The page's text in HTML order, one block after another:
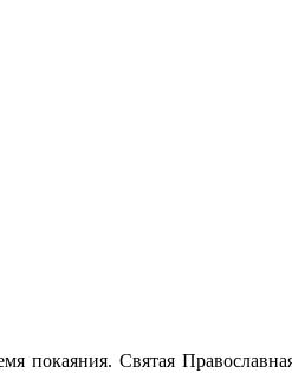
покаяния. Святая